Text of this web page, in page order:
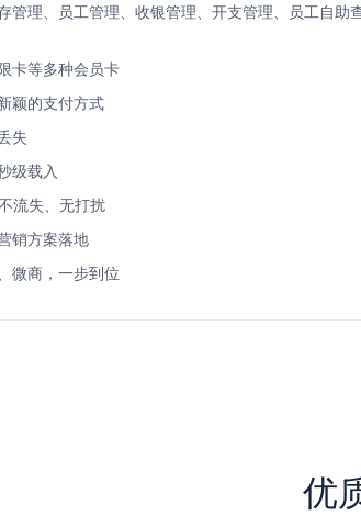
管理、员工管理、收银管理、开支管理、员工自助
卡等多种会员卡
颖的支付方式
失
级载入
流失、无打扰
销方案落地
微商，一步到位
优